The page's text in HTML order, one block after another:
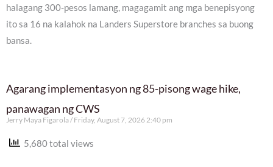
halagang 300-pesos lamang, magagamit ang mga benepisyong
ito sa 16 na kalahok na Landers Superstore branches sa buong
bansa.
Agarang implementasyon ng 85-pisong wage hike,
panawagan ng CWS
Jerry Maya Figarola Friday, August 7, 2026 2:40 pm
5,680 total views